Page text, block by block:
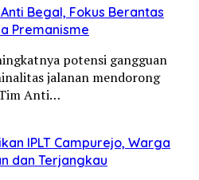
Begal, Fokus Berantas
Premanisme
potensi gangguan
jalanan mendorong
Anti…
IPLT Campurejo, Warga
dan Terjangkau